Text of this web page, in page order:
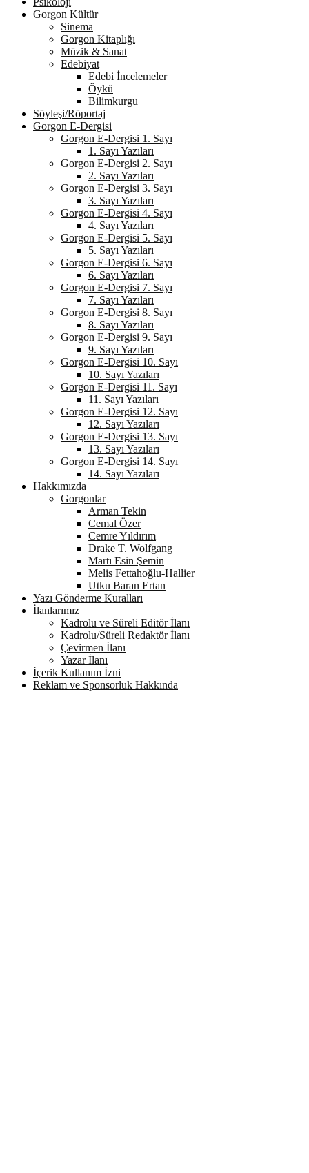
Gorgon Kültür
Sinema
Gorgon Kitaplığı
Müzik & Sanat
Edebiyat
Edebi İncelemeler
Öykü
Bilimkurgu
Söyleşi/Röportaj
Gorgon E-Dergisi
Gorgon E-Dergisi 1. Sayı
1. Sayı Yazıları
Gorgon E-Dergisi 2. Sayı
2. Sayı Yazıları
Gorgon E-Dergisi 3. Sayı
3. Sayı Yazıları
Gorgon E-Dergisi 4. Sayı
4. Sayı Yazıları
Gorgon E-Dergisi 5. Sayı
5. Sayı Yazıları
Gorgon E-Dergisi 6. Sayı
6. Sayı Yazıları
Gorgon E-Dergisi 7. Sayı
7. Sayı Yazıları
Gorgon E-Dergisi 8. Sayı
8. Sayı Yazıları
Gorgon E-Dergisi 9. Sayı
9. Sayı Yazıları
Gorgon E-Dergisi 10. Sayı
10. Sayı Yazıları
Gorgon E-Dergisi 11. Sayı
11. Sayı Yazıları
Gorgon E-Dergisi 12. Sayı
12. Sayı Yazıları
Gorgon E-Dergisi 13. Sayı
13. Sayı Yazıları
Gorgon E-Dergisi 14. Sayı
14. Sayı Yazıları
Hakkımızda
Gorgonlar
Arman Tekin
Cemal Özer
Cemre Yıldırım
Drake T. Wolfgang
Martı Esin Şemin
Melis Fettahoğlu-Hallier
Utku Baran Ertan
Yazı Gönderme Kuralları
İlanlarımız
Kadrolu ve Süreli Editör İlanı
Kadrolu/Süreli Redaktör İlanı
Çevirmen İlanı
Yazar İlanı
İçerik Kullanım İzni
Reklam ve Sponsorluk Hakkında